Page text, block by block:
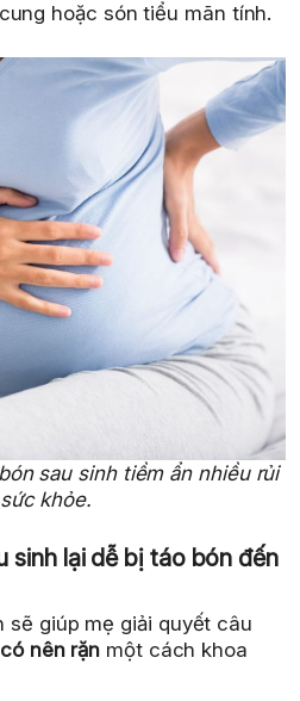
hoặc són tiểu mãn tính.
sau sinh tiềm ẩn nhiều rủi
khỏe.
sinh lại dễ bị táo bón đến
sẽ giúp mẹ giải quyết câu
nên rặn một cách khoa